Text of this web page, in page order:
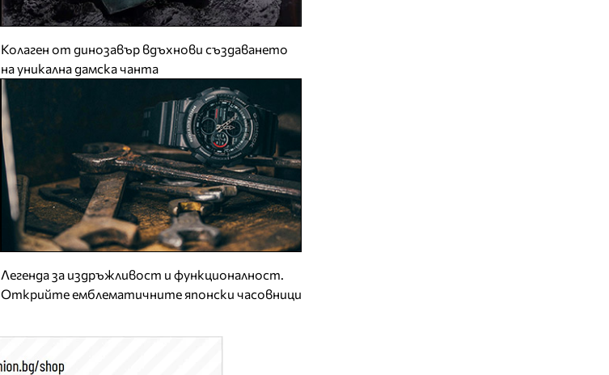
Колаген от динозавър вдъхнови създаването
на уникална дамска чанта
Легенда за издръжливост и функционалност.
Открийте емблематичните японски часовници